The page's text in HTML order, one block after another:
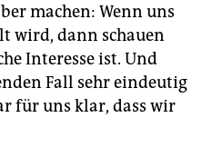
machen: Wenn uns
wird, dann schauen
Interesse ist. Und
Fall sehr eindeutig
für uns klar, dass wir